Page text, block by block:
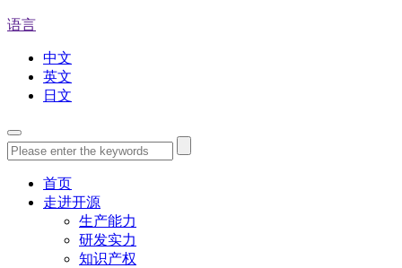
语言
中文
英文
日文
首页
走进开源
生产能力
研发实力
知识产权